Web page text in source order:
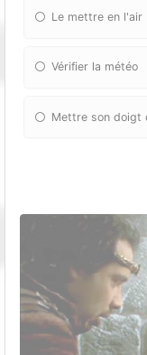
Le mettre en l'air
Vérifier la météo
Mettre son doigt